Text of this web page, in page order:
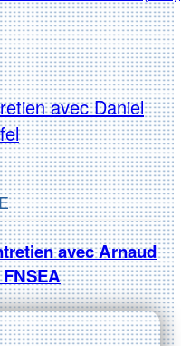
avec Daniel
avec Arnaud